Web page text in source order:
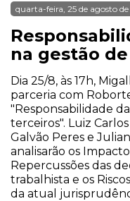
quarta-feira, 25 de agosto de
na gestão
Dia 25/8, às 17h,
parceria com
"Responsabilidade
terceiros". Luiz
Galvão Peres e
analisarão os
Repercussões das
trabalhista e os
da atual